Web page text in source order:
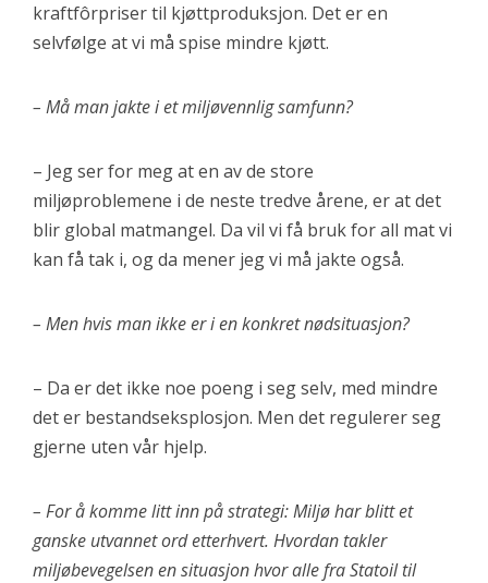
kraftfôrpriser til kjøttproduksjon. Det er en
selvfølge at vi må spise mindre kjøtt.
– Må man jakte i et miljøvennlig samfunn?
– Jeg ser for meg at en av de store
miljøproblemene i de neste tredve årene, er at det
blir global matmangel. Da vil vi få bruk for all mat vi
kan få tak i, og da mener jeg vi må jakte også.
– Men hvis man ikke er i en konkret nødsituasjon?
– Da er det ikke noe poeng i seg selv, med mindre
det er bestandseksplosjon. Men det regulerer seg
gjerne uten vår hjelp.
– For å komme litt inn på strategi: Miljø har blitt et
ganske utvannet ord etterhvert. Hvordan takler
miljøbevegelsen en situasjon hvor alle fra Statoil til